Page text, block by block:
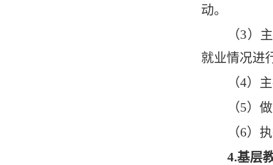
动。
（3）
就业情况进
（4）
（5）
（6）
4.基层